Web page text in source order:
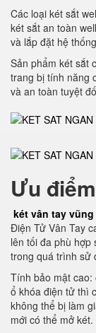
Các loại két sắt
két sắt an toàn
và lắp đặt hệ
Sản phẩm két sắt
trang bị tính năng
và an toàn tuyệt
Ưu
két vân tay vũng
Điện Tử Vân Tay
lên tối đa phù hợp
trong quá trình sử
Tính bảo mật cao:
ổ khóa điện tử thì
không thể bị làm
mới có thể mở két.